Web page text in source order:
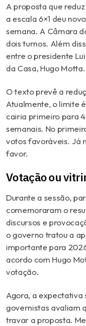
A proposta que
a escala 6×1 deu
semana. A Câmara
dois turnos. Além
entre o presidente
da Casa, Hugo Motta.
O texto prevê a
Atualmente, o limite
cairia primeiro para
semanais. No
votos favoráveis. Já
favor.
Votação ou
Durante a sessão,
comemoraram o
discursos e
o governo tratou a
importante para
acordo com Hugo
votação.
Agora, a expectativa
governistas avaliam
travar a proposta.